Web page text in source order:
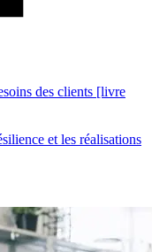
des clients [livre
et les réalisations